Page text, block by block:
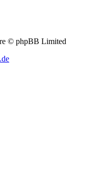
© phpBB Limited